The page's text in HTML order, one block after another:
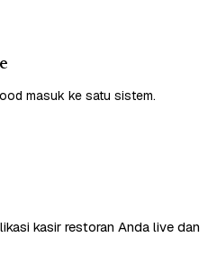
masuk ke satu sistem.
kasir restoran Anda live dan